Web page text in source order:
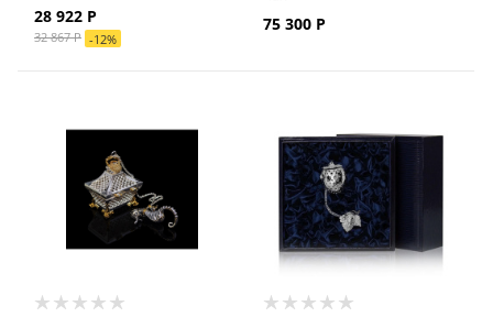
28 922 Р
32 867Р -12%
75 300Р